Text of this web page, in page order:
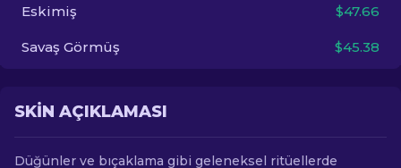
Eskimiş $47.66
Savaş Görmüş $45.38
SKIN AÇIKLAMASI
Düğünler ve bıçaklama gibi geleneksel ritüellerde